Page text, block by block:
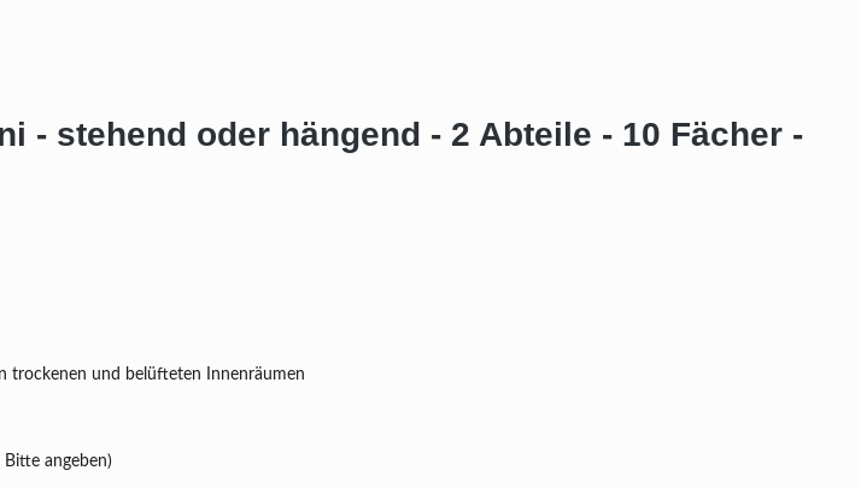
stehend oder hängend - 2 Abteile - 10 Fächer -
trockenen und belüfteten Innenräumen
Bitte angeben)